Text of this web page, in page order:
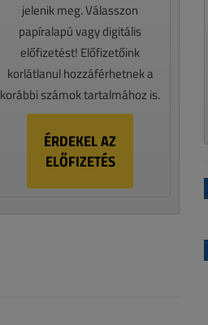
jelenik meg. Válasszon
papíralapú vagy digitális
előfizetést! Előfizetőink
korlátlanul hozzáférhetnek a
korábbi számok tartalmához is.
ÉRDEKEL AZ
ELŐFIZETÉS